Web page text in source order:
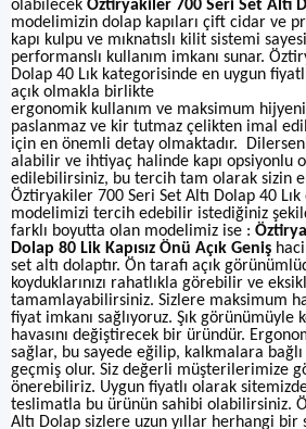
olabilecek Öztiryakiler 700 Seri Set Altı
modelimizin dolap kapıları çift cidar ve
kapı kulpu ve mıknatıslı kilit sistemi
performanslı kullanım imkanı sunar.
Dolap 40 Lık kategorisinde en uygun
açık olmakla birlikte
ergonomik kullanım ve maksimum
paslanmaz ve kir tutmaz çelikten imal
için en önemli detay olmaktadır.
alabilir ve ihtiyaç halinde kapı opsiyonlu
edilebilirsiniz, bu tercih tam olarak sizin
Öztiryakiler 700 Seri Set Altı Dolap 40 Lık
modelimizi tercih edebilir istediğiniz
farklı boyutta olan modelimiz ise :
Dolap 80 Lik Kapısız Önü Açık Geniş
set altı dolaptır. Ön tarafı açık
koyduklarınızı rahatlıkla görebilir ve
tamamlayabilirsiniz. Sizlere maksimum
fiyat imkanı sağlıyoruz. Şık görünümüyle
havasını değiştirecek bir üründür.
sağlar, bu sayede eğilip, kalkmalara bağlı
geçmiş olur. Siz değerli müşterilerimize
önerebiliriz. Uygun fiyatlı olarak
teslimatla bu ürünün sahibi olabilirsiniz.
Altı Dolap sizlere uzun yıllar herhangi bir